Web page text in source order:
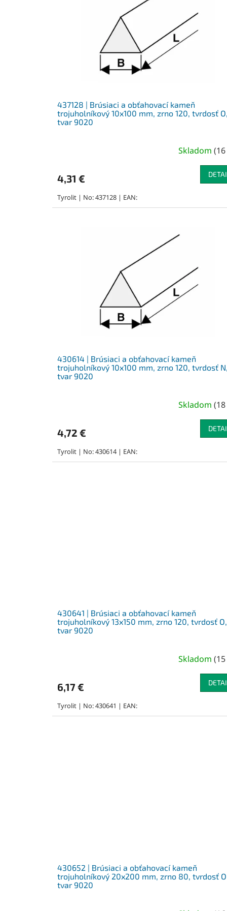
437128 | Brúsiaci a obťahovací kameň
trojuholníkový 10x100 mm, zrno 120, tvrdosť
tvar 9020
Skladom(
4,31 €
Tyrolit | No: 437128 | EAN:
430614 | Brúsiaci a obťahovací kameň
trojuholníkový 10x100 mm, zrno 120, tvrdosť
tvar 9020
Skladom(
4,72 €
Tyrolit | No: 430614 | EAN:
430641 | Brúsiaci a obťahovací kameň
trojuholníkový 13x150 mm, zrno 120, tvrdosť O,
tvar 9020
Skladom(
6,17 €
Tyrolit | No: 430641 | EAN:
430652 | Brúsiaci a obťahovací kameň
trojuholníkový 20x200 mm, zrno 80, tvrdosť
tvar 9020